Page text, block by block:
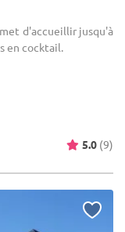
d'accueillir jusqu'à
en cocktail.
5.0 (9)